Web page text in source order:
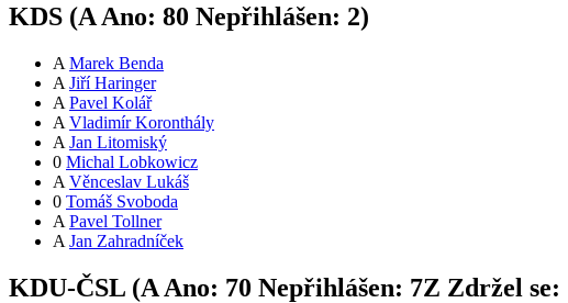
KDS (A Ano: 80 Nepřihlášen: 2)
A Marek Benda
A Jiří Haringer
A Pavel Kolář
A Vladimír Koronthály
A Jan Litomiský
0 Michal Lobkowicz
A Věnceslav Lukáš
0 Tomáš Svoboda
A Pavel Tollner
A Jan Zahradníček
KDU-ČSL (A Ano: 70 Nepřihlášen: 7Z Zdržel se: